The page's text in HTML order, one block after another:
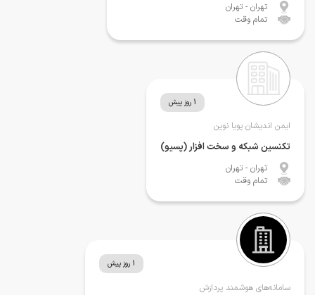
تهران - تهران
تمام وقت
1 روز پیش
ایمن اندیشان پویا نوین
تکنسین شبکه و سخت افزار (پسیو)
تهران - تهران
تمام وقت
1 روز پیش
سامانه‌های هوشمند پردازش